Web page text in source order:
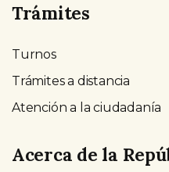
Trámites
Turnos
Trámites a distancia
Atención a la ciudadanía
Acerca de la